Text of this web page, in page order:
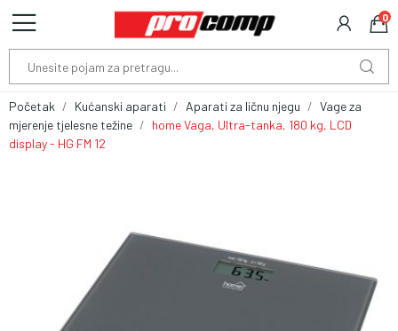
0
Početak Kućanski aparati Aparati za ličnu njegu
Vage za
mjerenje tjelesne težine
home Vaga, Ultra-tanka, 180 kg, LCD
display - HG FM 12